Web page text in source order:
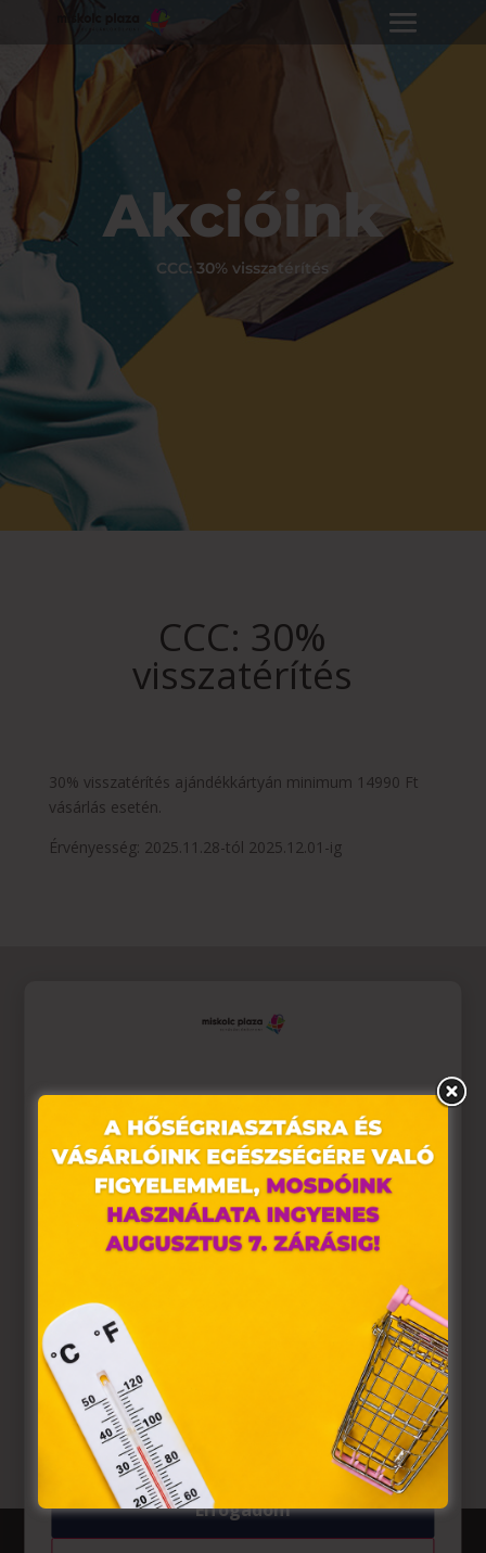
Akcióink
CCC: 30% visszatérítés
CCC: 30%
visszatérítés
30% visszatérítés ajándékkártyán minimum 14990 Ft
vásárlás esetén.
Érvényesség: 2025.11.28-tól 2025.12.01-ig
Weboldalunkon „cookie"-kat (továbbiakban „süti")
alkalmazunk. Ezek olyan fájlok, melyek információt
tárolnak webes böngészőjében. Ehhez az Ön
hozzájárulása szükséges.
A „sütiket" az elektronikus hírközlésről szóló 2003. évi C.
törvény, az elektronikus kereskedelmi szolgáltatások, az
információs társadalommal összefüggő szolgáltatások
egyes kérdéseiről szóló 2001. évi CVIII. törvény, valamint
az Európai Unió előírásainak megfelelően használjuk.
Azon weblapoknak, melyek az Európai Unió országain
belül működnek, a „sütik" használatához, és ezeknek a
felhasználó számítógépén vagy egyéb eszközén történő
tárolásához a felhasználók hozzájárulását kell kérniük.
Elfogadom